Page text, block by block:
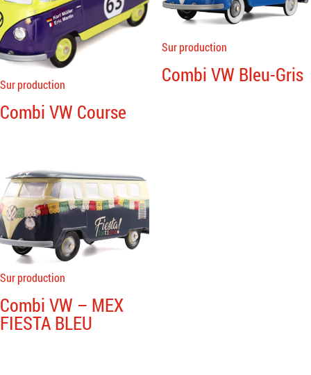
Sur production
Combi VW Course
Sur production
Combi VW Bleu-Gris
Sur production
Combi VW – MEX
FIESTA BLEU